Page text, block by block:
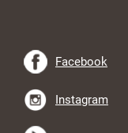
Facebook
Instagram